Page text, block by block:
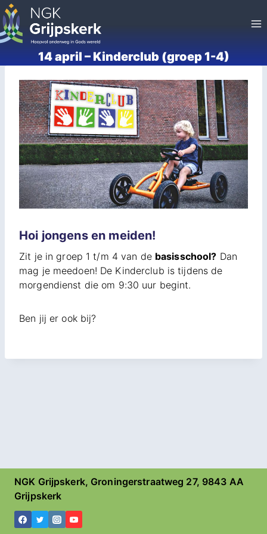
Doorgaan
naar
inhoud
14 april – Kinderclub (groep 1-4)
Hoi jongens en meiden!
Zit je in groep 1 t/m 4 van de basisschool? Dan
mag je meedoen! De Kinderclub is tijdens de
morgendienst die om 9:30 uur begint.
Ben jij er ook bij?
NGK Grijpskerk, Groningerstraatweg 27, 9843 AA
Grijpskerk